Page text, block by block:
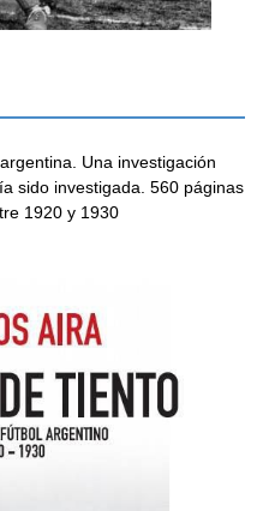
Una investigación
sido investigada. 560 páginas
1920 y 1930